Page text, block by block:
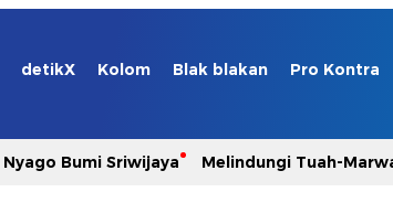
detikX Kolom Blak blakan Pro Kontra
Nyago Bumi Sriwijaya Melindungi Tuah-